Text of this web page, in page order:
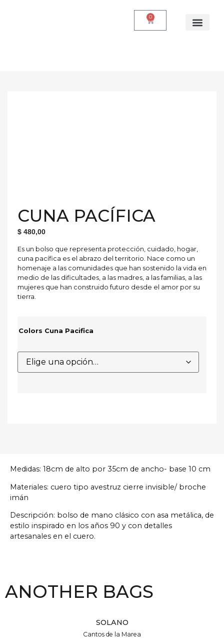
0
CUNA PACÍFICA
$ 480,00
Es un bolso que representa protección, cuidado, hogar,
cuna pacífica es el abrazo del territorio. Nace como un
homenaje a las comunidades que han sostenido la vida en
medio de las dificultades, a las madres, a las familias, a las
mujeres que han construido futuro desde el amor por su
tierra.
Colors Cuna Pacifica
Medidas: 18cm de alto por 35cm de ancho- base 10 cm
Materiales: cuero tipo avestruz cierre invisible/ broche
imán
Descripción: bolso de mano clásico con asa metálica, de
estilo inspirado en los años 90 y con detalles
artesanales en el cuero.
ANOTHER BAGS
SOLANO
Cantos de la Marea